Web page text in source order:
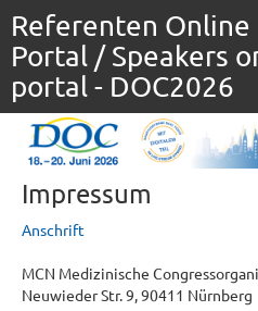
Referenten Online
Portal / Speakers
portal - DOC2026
Impressum
Anschrift
MCN Medizinische
Neuwieder Str. 9, 90411 Nürnberg